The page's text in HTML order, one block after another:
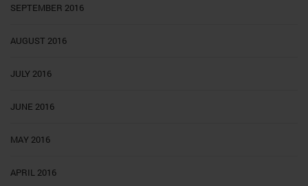
SEPTEMBER 2016
AUGUST 2016
JULY 2016
JUNE 2016
MAY 2016
APRIL 2016